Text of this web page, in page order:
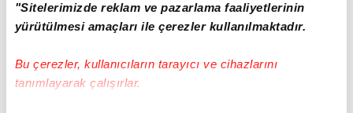
"Sitelerimizde reklam ve pazarlama faaliyetlerinin
yürütülmesi amaçları ile çerezler kullanılmaktadır.
Bu çerezler, kullanıcıların tarayıcı ve cihazlarını
tanımlayarak çalışırlar.